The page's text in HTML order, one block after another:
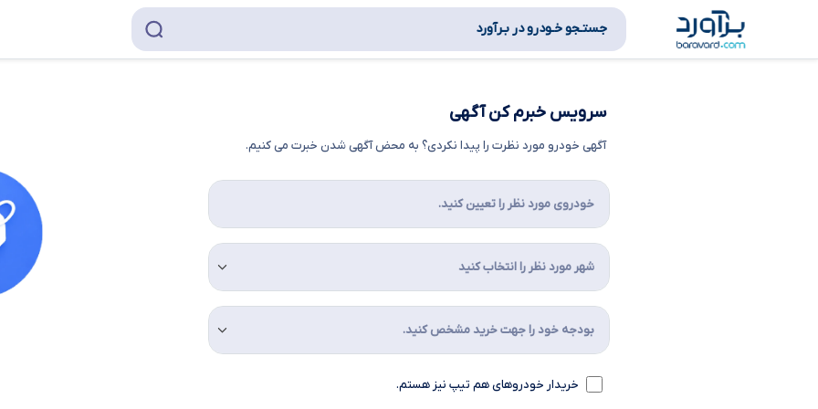
جستـجو خـودرو در بـرآورد
سرویس خبرم کن آگهی
آگهی خودرو مورد نظرت را پیدا نکردی؟ به محض آگهی شدن خبرت می کنیم.
خریدار خودروهای هم تیپ نیز هستم.